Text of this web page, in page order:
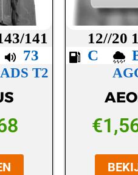
141
73
T2
12//20
C
€